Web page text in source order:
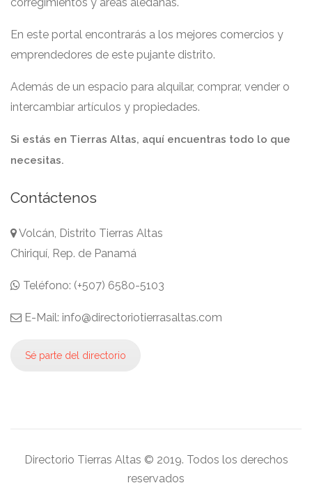
En este portal encontrarás a los mejores comercios y
emprendedores de este pujante distrito.
Además de un espacio para alquilar, comprar, vender o
intercambiar artículos y propiedades.
Si estás en Tierras Altas, aquí encuentras todo lo que
necesitas.
Contáctenos
Volcán, Distrito Tierras Altas
Chiriquí, Rep. de Panamá
Teléfono: (+507) 6580-5103
E-Mail: info@directoriotierrasaltas.com
Sé parte del directorio
Directorio Tierras Altas © 2019. Todos los derechos
reservados